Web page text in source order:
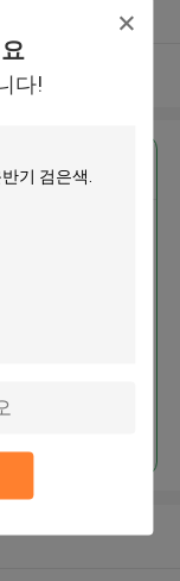
다!
오
로
리머 운반기